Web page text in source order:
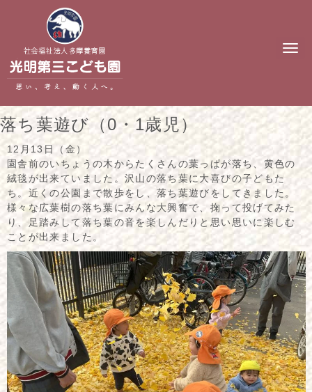
N
t
落ち葉遊び（0・1歳児）
12月13日（金）
園舎前のいちょうの木からたくさんの葉っぱが落ち、黄色の
絨毯が出来ていました。沢山の落ち葉に大喜びの子どもた
ち。近くの公園まで散歩をし、落ち葉遊びをしてきました。
様々な広葉樹の落ち葉にみんな大興奮で、掬って投げてみた
り、足踏みして落ち葉の音を楽しんだりと思い思いに楽しむ
ことが出来ました。